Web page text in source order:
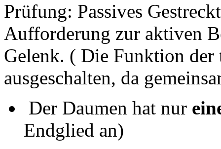
Prüfung: Passives
Aufforderung zur aktiven
Gelenk. ( Die Funktion der
ausgeschalten, da
Der Daumen hat nur
Endglied an)